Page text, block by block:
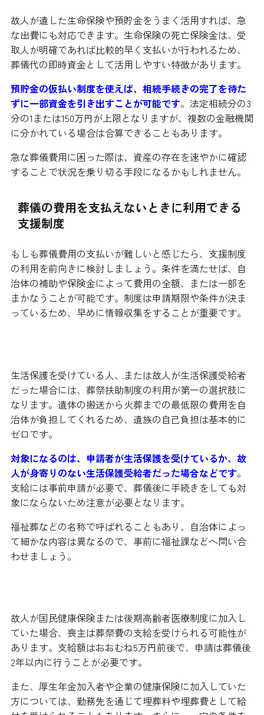
故人が遺した生命保険や預貯金をうまく活用すれば、急
な出費にも対応できます。生命保険の死亡保険金は、受
取人が明確であれば比較的早く支払いが行われるため、
葬儀代の即時資金として活用しやすい特徴があります。
預貯金の仮払い制度を使えば、相続手続きの完了を待た
ずに一部資金を引き出すことが可能です。法定相続分の3
分の1または150万円が上限となりますが、複数の金融機関
に分かれている場合は合算できることもあります。
急な葬儀費用に困った際は、資産の存在を速やかに確認
することで状況を乗り切る手段になるかもしれません。
葬儀の費用を支払えないときに利用できる
支援制度
もしも葬儀費用の支払いが難しいと感じたら、支援制度
の利用を前向きに検討しましょう。条件を満たせば、自
治体の補助や保険金によって費用の全額、または一部を
まかなうことが可能です。制度は申請期限や条件が決ま
っているため、早めに情報収集をすることが重要です。
生活保護を受けている人、または故人が生活保護受給者
だった場合には、葬祭扶助制度の利用が第一の選択肢に
なります。遺体の搬送から火葬までの最低限の費用を自
治体が負担してくれるため、遺族の自己負担は基本的に
ゼロです。
対象になるのは、申請者が生活保護を受けているか、故
人が身寄りのない生活保護受給者だった場合などです。
支給には事前申請が必要で、葬儀後に手続きをしても対
象にならないため注意が必要となります。
福祉葬などの名称で呼ばれることもあり、自治体によっ
て細かな内容は異なるので、事前に福祉課などへ問い合
わせましょう。
故人が国民健康保険または後期高齢者医療制度に加入し
ていた場合、喪主は葬祭費の支給を受けられる可能性が
あります。支給額はおおむね5万円前後で、申請は葬儀後
2年以内に行うことが必要です。
また、厚生年金加入者や企業の健康保険に加入していた
方については、勤務先を通じて埋葬料や埋葬費として給